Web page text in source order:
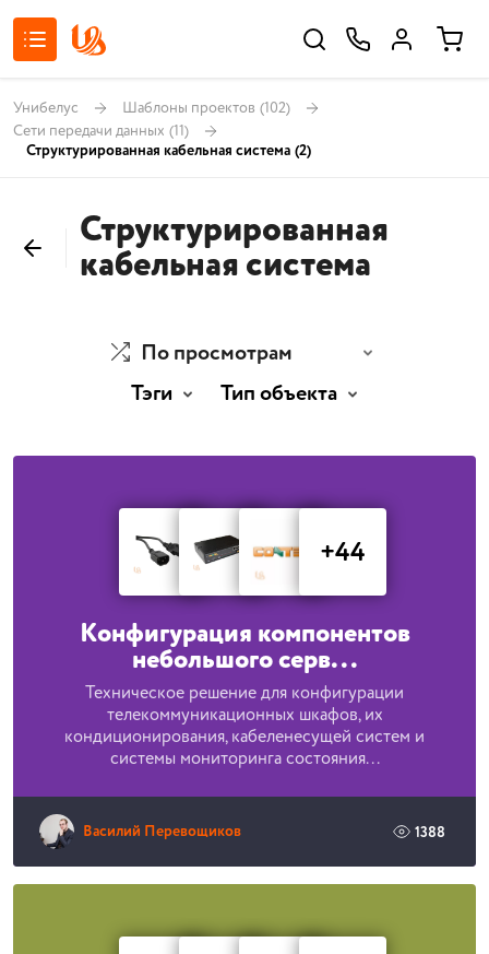
Унибелус Шаблоны проектов (102)
Сети передачи данных (11)
Структурированная кабельная система (2)
Структурированная
кабельная система
По просмотрам
Тэги
Тип объекта
+44
Конфигурация компонентов
небольшого серв...
Техническое решение для конфигурации
телекоммуникационных шкафов, их
кондиционирования, кабеленесущей систем и
системы мониторинга состояния...
Василий Перевощиков 1388